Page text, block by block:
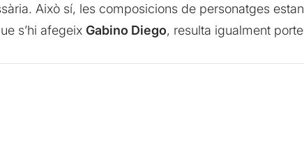
Això sí, les composicions de personatges
s’hi afegeix Gabino Diego, resulta igualment